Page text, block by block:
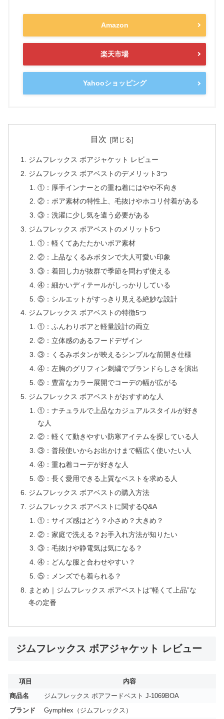
Amazon
楽天市場
Yahooショッピング
目次
ジムフレックス ボアジャケット レビュー
ジムフレックス ボアベストのデメリット3つ
①：厚手インナーとの重ね着にはやや不向き
②：ボア素材の特性上、毛抜けやホコリ付着がある
③：洗濯に少し気を遣う必要がある
ジムフレックス ボアベストのメリット5つ
①：軽くてあたたかいボア素材
②：上品なくるみボタンで大人可愛い印象
③：着回し力が抜群で季節を問わず使える
④：細かいディテールがしっかりしている
⑤：シルエットがすっきり見える絶妙な設計
ジムフレックス ボアベストの特徴5つ
①：ふんわりボアと軽量設計の両立
②：立体感のあるフードデザイン
③：くるみボタンが映えるシンプルな前開き仕様
④：左胸のグリフィン刺繍でブランドらしさを演出
⑤：豊富なカラー展開でコーデの幅が広がる
ジムフレックス ボアベストがおすすめな人
①：ナチュラルで上品なカジュアルスタイルが好き
な人
②：軽くて動きやすい防寒アイテムを探している人
③：普段使いからお出かけまで幅広く使いたい人
④：重ね着コーデが好きな人
⑤：長く愛用できる上質なベストを求める人
ジムフレックス ボアベストの購入方法
ジムフレックス ボアベストに関するQ&A
①：サイズ感はどう？小さめ？大きめ？
②：家庭で洗える？お手入れ方法が知りたい
③：毛抜けや静電気は気になる？
④：どんな服と合わせやすい？
⑤：メンズでも着られる？
まとめ｜ジムフレックス ボアベストは“軽くて上品”な
冬の定番
ジムフレックス ボアジャケット レビュー
項目
内容
商品名
ジムフレックス ボアフードベスト J-1069BOA
ブランド
Gymphlex（ジムフレックス）